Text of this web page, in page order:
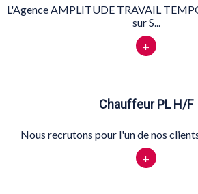
L'Agence AMPLITUDE TRAVAIL
sur S...
+
Chauffeur PL H/F
Nous recrutons pour l'un de nos
+